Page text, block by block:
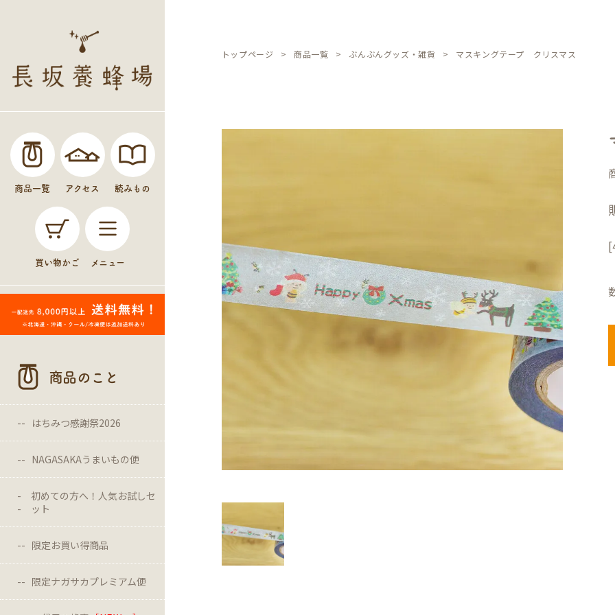
商品一覧 アクセス 読みもの
買い物かご メニュー
商品のこと
はちみつ感謝祭2026
NAGASAKAうまいもの便
初めての方へ！人気お試しセ
ット
限定お買い得商品
限定ナガサカプレミアム便
トップページ 商品一覧 ぶんぶんグッズ・雑貨 マスキングテープ クリスマス